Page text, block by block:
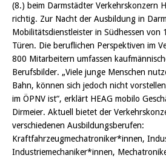
(8.) beim Darmstädter Verkehrskonzern
richtig. Zur Nacht der Ausbildung in
Mobilitätsdienstleister in Südhessen von
Türen. Die beruflichen Perspektiven im
800 Mitarbeitern umfassen
Berufsbilder. „Viele junge Menschen
Bahn, können sich jedoch nicht
im ÖPNV ist“, erklärt HEAG mobilo
Dirmeier. Aktuell bietet der
verschiedenen Ausbildungsberufen:
Kraftfahrzeugmechatroniker*innen,
Industriemechaniker*innen,